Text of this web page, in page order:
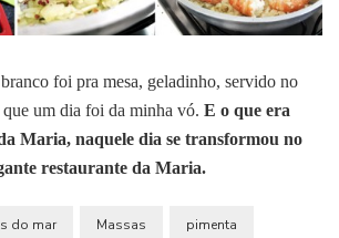
foi pra mesa, geladinho, servido no
um dia foi da minha vó. E o que era
Maria, naquele dia se transformou no
restaurante da Maria.
do mar Massas pimenta